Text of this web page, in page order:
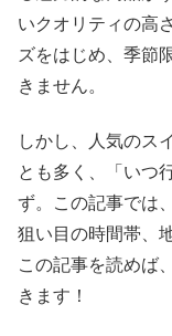
いクオリティの高
ズをはじめ、季節
きません。
しかし、人気のス
とも多く、「いつ
ず。この記事では
狙い目の時間帯、
この記事を読めば
きます！